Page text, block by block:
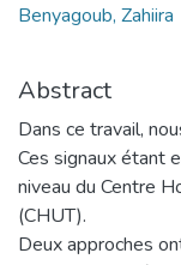
Benyagoub, Zahiira
Abstract
Dans ce travail,
Ces signaux étant
niveau du Centre
(CHUT).
Deux approches